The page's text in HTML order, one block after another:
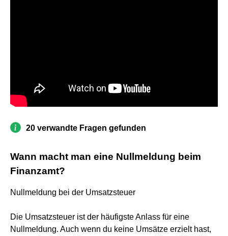
20 verwandte Fragen gefunden
Wann macht man eine Nullmeldung beim
Finanzamt?
Nullmeldung bei der Umsatzsteuer
Die Umsatzsteuer ist der häufigste Anlass für eine
Nullmeldung. Auch wenn du keine Umsätze erzielt hast,